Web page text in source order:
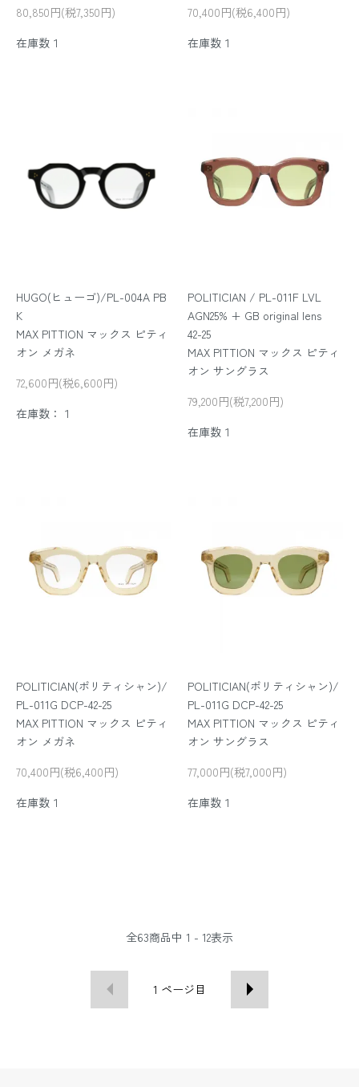
80,850円(税7,350円)
在庫数１
70,400円(税6,400円)
在庫数１
HUGO(ヒューゴ)/PL-004A PB
K
MAX PITTION マックス ピティ
オン メガネ
72,600円(税6,600円)
在庫数：１
POLITICIAN / PL-011F LVL
AGN25% + GB original lens
42-25
MAX PITTION マックス ピティ
オン サングラス
79,200円(税7,200円)
在庫数１
POLITICIAN(ポリティシャン)/
PL-011G DCP-42-25
MAX PITTION マックス ピティ
オン メガネ
70,400円(税6,400円)
在庫数１
POLITICIAN(ポリティシャン)/
PL-011G DCP-42-25
MAX PITTION マックス ピティ
オン サングラス
77,000円(税7,000円)
在庫数１
全63商品中 1 - 12表示
1 ページ目